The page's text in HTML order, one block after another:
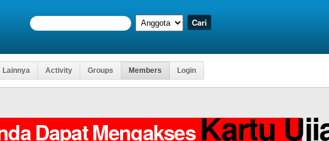
Lainnya Activity Groups Members Login